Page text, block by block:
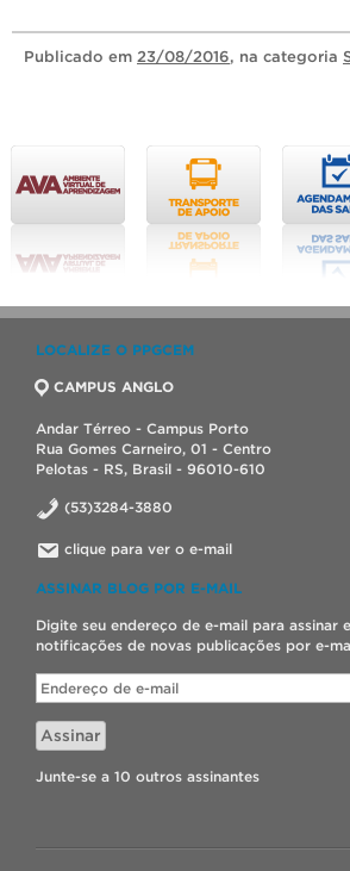
Publicado em 23/08/2016, na categoria
LOCALIZE O PPGCEM
CAMPUS ANGLO
Andar Térreo - Campus Porto
Rua Gomes Carneiro, 01 - Centro
Pelotas - RS, Brasil - 96010-610
(53)3284-3880
clique para ver o e-mail
ASSINAR BLOG POR E-MAIL
Digite seu endereço de e-mail para assinar
notificações de novas publicações por e-
Endereço
de
e-
mail
Assinar
Junte-se a 10 outros assinantes